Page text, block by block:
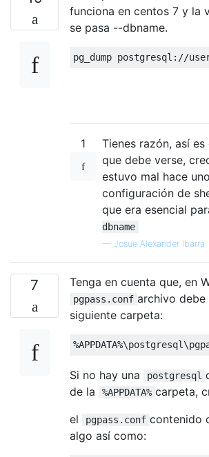
funciona en centos 7 y la
se pasa --dbname.
pg_dump postgresql : //
1
Tienes razón, así
que debe verse,
estuvo mal hace
configuración de
que era esencial
dbname
— Josue Alexander Ibarra
7 Tenga en cuenta que, en
pgpass.conf archivo debe
siguiente carpeta:
%APPDATA%
Si no hay una postgresql
de la
%APPDATA% carpeta,
el
pgpass.conf contenido
algo así como: